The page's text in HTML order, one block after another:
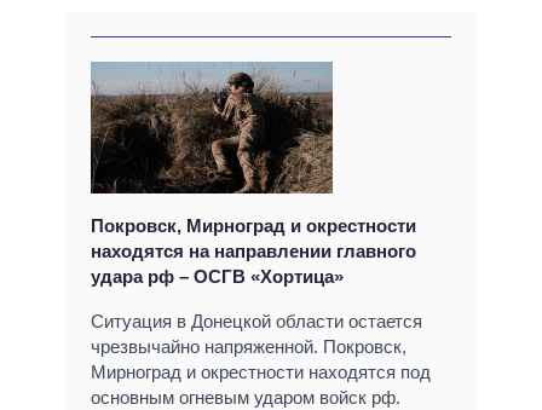
Покровск, Мирноград и окрестности
находятся на направлении главного
удара рф – ОСГВ «Хортица»
Ситуация в Донецкой области остается
чрезвычайно напряженной. Покровск,
Мирноград и окрестности находятся под
основным огневым ударом войск рф.